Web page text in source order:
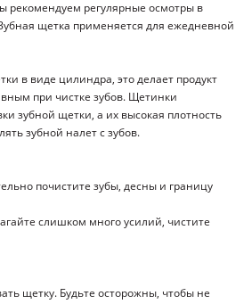
рекомендуем регулярные осмотры в
щетка применяется для ежедневной
в виде цилиндра, это делает продукт
при чистке зубов. Щетинки
зубной щетки, а их высокая плотность
зубной налет с зубов.
почистите зубы, десны и границу
слишком много усилий, чистите
щетку. Будьте осторожны, чтобы не